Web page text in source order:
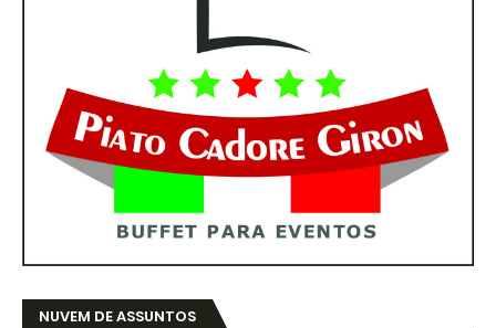
NUVEM DE ASSUNTOS